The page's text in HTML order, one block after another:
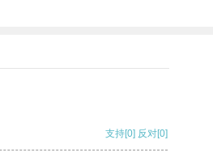
支持[0] 反对[0]